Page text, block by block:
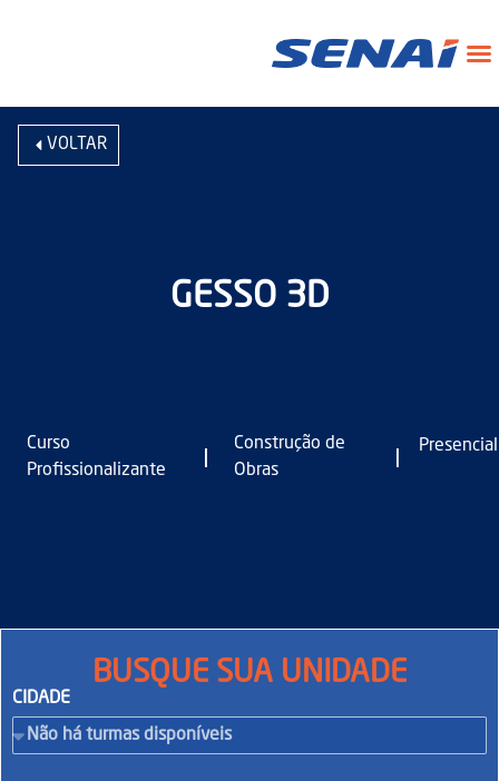
VOLTAR
GESSO 3D
Curso
Profissionalizante
|
Construção de
Obras
| Presencial
BUSQUE SUA UNIDADE
CIDADE